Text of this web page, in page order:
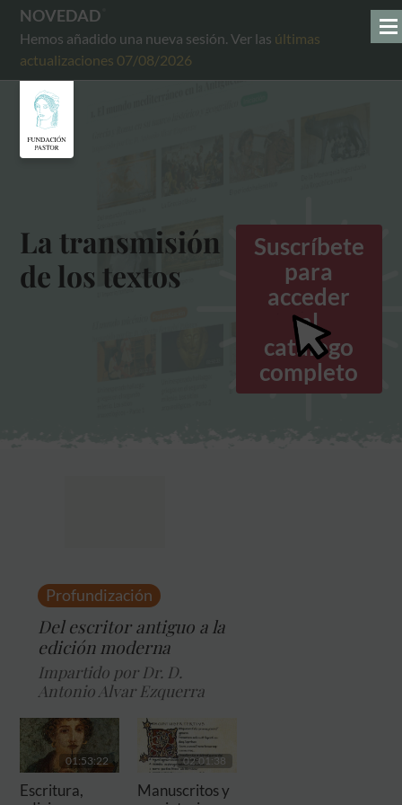
NOVEDAD
Hemos añadido una nueva sesión. Ver las últimas
actualizaciones 07/08/2026
La transmisión
de los textos
Suscríbete
para
acceder
al
catálogo
completo
Del escritor antiguo a la
edición moderna
Profundización
Impartido por Dr. D.
Antonio Alvar Ezquerra
01:53:22
Escritura,
02:01:38
Manuscritos y